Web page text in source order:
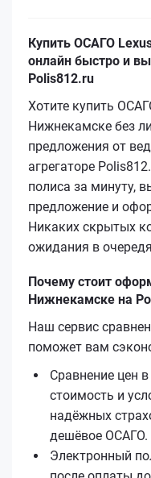
Купить ОСАГО
онлайн быстро и
Polis812.ru
Хотите купить
Нижнекамске без
предложения от
агрегаторе
полиса за минуту,
предложение и
Никаких скрытых
ожидания в
Почему стоит
Нижнекамске на
Наш сервис
поможет вам
Сравнение цен
стоимость и
надёжных
дешёвое ОСАГО.
Электронный